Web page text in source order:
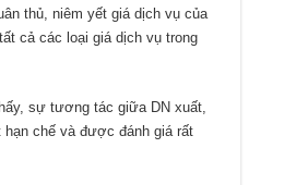
thủ, niêm yết giá dịch vụ của
cả các loại giá dịch vụ trong
sự tương tác giữa DN xuất,
chế và được đánh giá rất